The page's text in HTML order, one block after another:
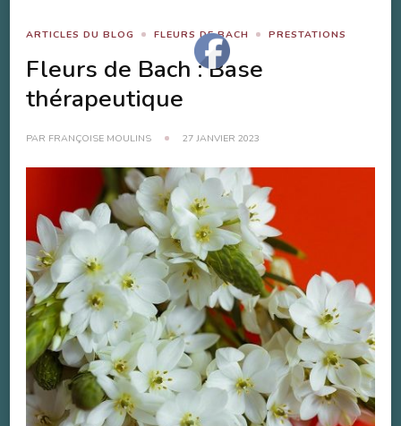
ARTICLES DU BLOG FLEURS DE BACH PRESTATIONS
Fleurs de Bach : Base
thérapeutique
PAR FRANÇOISE MOULINS 27 JANVIER 2023